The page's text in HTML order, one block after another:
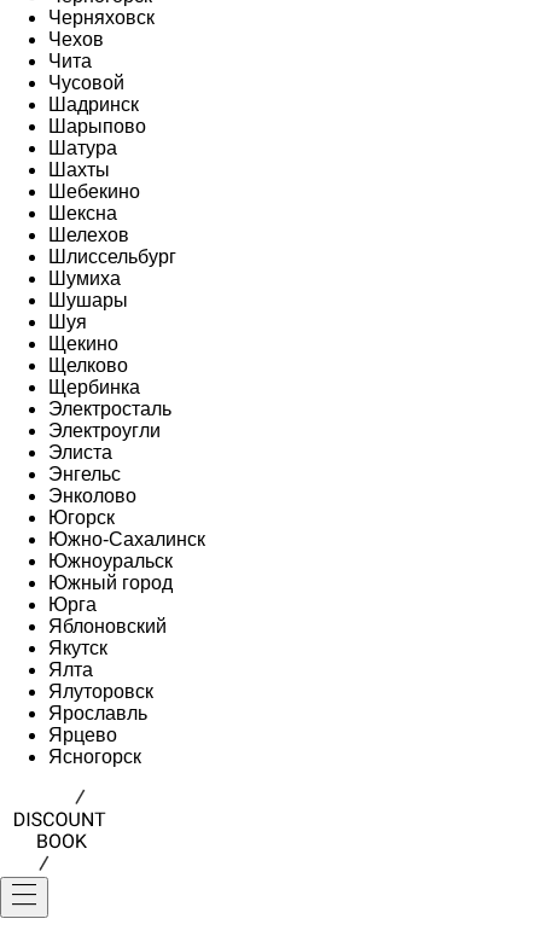
Черняховск
Чехов
Чита
Чусовой
Шадринск
Шарыпово
Шатура
Шахты
Шебекино
Шексна
Шелехов
Шлиссельбург
Шумиха
Шушары
Шуя
Щекино
Щелково
Щербинка
Электросталь
Электроугли
Элиста
Энгельс
Энколово
Югорск
Южно-Сахалинск
Южноуральск
Южный город
Юрга
Яблоновский
Якутск
Ялта
Ялуторовск
Ярославль
Ярцево
Ясногорск